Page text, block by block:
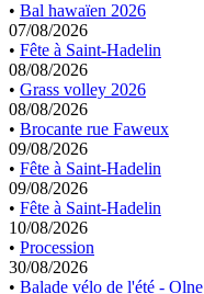
• Bal hawaïen 2026
07/08/2026
• Fête à Saint-Hadelin
08/08/2026
• Grass volley 2026
08/08/2026
• Brocante rue Faweux
09/08/2026
• Fête à Saint-Hadelin
09/08/2026
• Fête à Saint-Hadelin
10/08/2026
• Procession
30/08/2026
• Balade vélo de l'été - Olne